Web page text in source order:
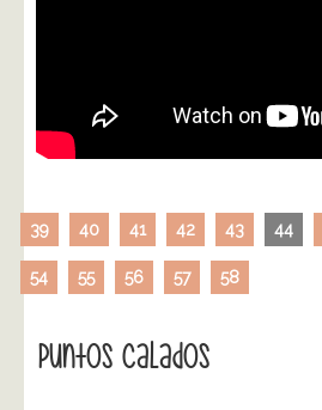
39 40 41 42 43 44
54 55 56 57 58
Puntos Calados